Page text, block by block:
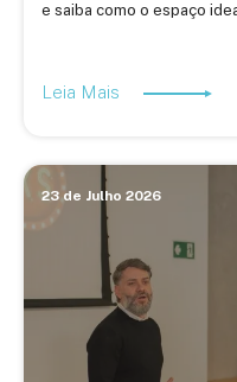
e saiba como o espaço
Leia Mais
23 de Julho 2026